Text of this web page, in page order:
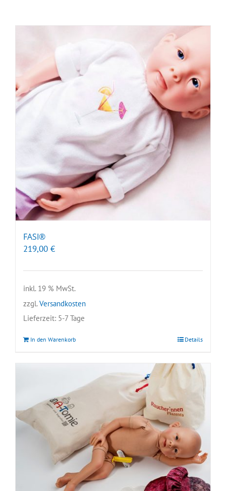
FASI®
219,00 €
inkl. 19 % MwSt.
zzgl.Versandkosten
Lieferzeit: 5-7 Tage
In den Warenkorb Details